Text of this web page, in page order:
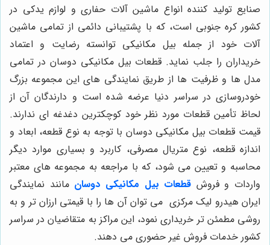
صنایع تولید کننده انواع ماشین آلات حفاری و لوازم یدکی در
کشور کره جنوبی است، که با پشتیبانی دائمی از تمامی ماشین
آلات خود از جمله بیل مکانیکی توانسته رضایت و اعتماد
خریداران را جلب نماید. قطعات بیل مکانیکی دوسان در تمامی
مدل ها و ظرفیت ها از طریق نمایندگی های این مجموعه بزرگ
خودروسازی در سراسر دنیا عرضه شده است و دارندگان آن از
لحاظ تأمین قطعات مورد نظر خود کوچکترین دغدغه ای ندارند.
قیمت قطعات بیل مکانیکی دوسان با توجه به نوع قطعه، ابعاد و
اندازه قطعه، نوع متریال مصرفی، کاربرد و بسیاری موارد دیگر
محاسبه و تعیین می شود، که با مراجعه به مجموعه های معتبر
واردات و فروش قطعات بیل مکانیکی دوسان مانند نمایندگی
ایران هیدرو لیک مرکزی می توان آن ها را با قیمتی ارزان تر و به
روشی مطمئن تر خریداری نمود، این مراکز به متقاضیان در سراسر
کشور خدمات فروش غیر حضوری می دهند.